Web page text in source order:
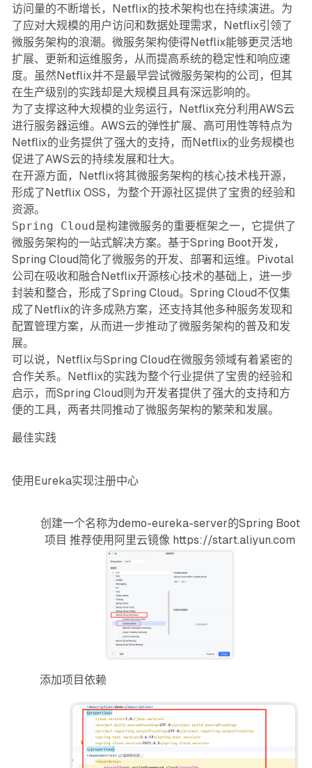
访问量的不断增长，Netflix的技术架构也在持续演进。为
了应对大规模的用户访问和数据处理需求，Netflix引领了
微服务架构的浪潮。微服务架构使得Netflix能够更灵活地
扩展、更新和运维服务，从而提高系统的稳定性和响应速
度。虽然Netflix并不是最早尝试微服务架构的公司，但其
在生产级别的实践却是大规模且具有深远影响的。
为了支撑这种大规模的业务运行，Netflix充分利用AWS云
进行服务器运维。AWS云的弹性扩展、高可用性等特点为
Netflix的业务提供了强大的支持，而Netflix的业务规模也
促进了AWS云的持续发展和壮大。
在开源方面，Netflix将其微服务架构的核心技术栈开源，
形成了Netflix OSS，为整个开源社区提供了宝贵的经验和
资源。
Spring Cloud 是构建微服务的重要框架之一，它提供了
微服务架构的一站式解决方案。基于Spring Boot开发，
Spring Cloud简化了微服务的开发、部署和运维。Pivotal
公司在吸收和融合Netflix开源核心技术的基础上，进一步
封装和整合，形成了Spring Cloud。Spring Cloud不仅集
成了Netflix的许多成熟方案，还支持其他多种服务发现和
配置管理方案，从而进一步推动了微服务架构的普及和发
展。
可以说，Netflix与Spring Cloud在微服务领域有着紧密的
合作关系。Netflix的实践为整个行业提供了宝贵的经验和
启示，而Spring Cloud则为开发者提供了强大的支持和方
便的工具，两者共同推动了微服务架构的繁荣和发展。
最佳实践
使用Eureka实现注册中心
创建一个名称为demo-eureka-server的Spring Boot
项目 推荐使用阿里云镜像 https://start.aliyun.com
添加项目依赖